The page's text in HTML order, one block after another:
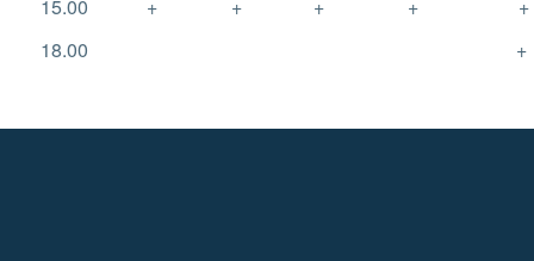
15.00
+ + + +
+
18.00
+